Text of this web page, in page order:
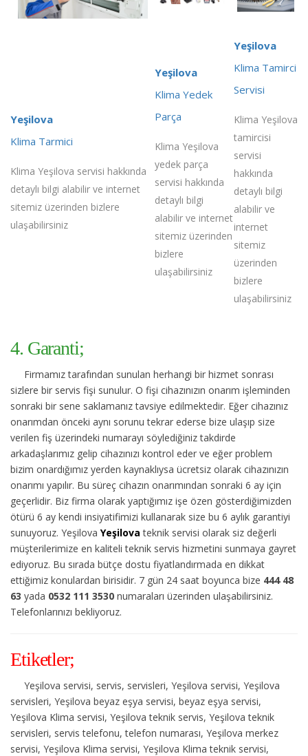
Yeşilova
Klima Tarmici
Klima Yeşilova servisi hakkında
detaylı bilgi alabilir ve internet
sitemiz üzerinden bizlere
ulaşabilirsiniz
Yeşilova
Klima Yedek
Parça
Klima Yeşilova
yedek parça
servisi hakkında
detaylı bilgi
alabilir ve internet
sitemiz üzerinden
bizlere
ulaşabilirsiniz
Yeşilova
Klima Tamirci
Servisi
Klima Yeşilova
tamircisi
servisi
hakkında
detaylı bilgi
alabilir ve
internet
sitemiz
üzerinden
bizlere
ulaşabilirsiniz
4. Garanti;
Firmamız tarafından sunulan herhangi bir hizmet sonrası
sizlere bir servis fişi sunulur. O fişi cihazınızın onarım işleminden
sonraki bir sene saklamanız tavsiye edilmektedir. Eğer cihazınız
onarımdan önceki aynı sorunu tekrar ederse bize ulaşıp size
verilen fiş üzerindeki numarayı söylediğiniz takdirde
arkadaşlarımız gelip cihazınızı kontrol eder ve eğer problem
bizim onardığımız yerden kaynaklıysa ücretsiz olarak cihazınızın
onarımı yapılır. Bu süreç cihazın onarımından sonraki 6 ay için
geçerlidir. Biz firma olarak yaptığımız işe özen gösterdiğimizden
ötürü 6 ay kendi insiyatifimizi kullanarak size bu 6 aylık garantiyi
sunuyoruz. Yeşilova Yeşilova teknik servisi olarak siz değerli
müşterilerimize en kaliteli teknik servis hizmetini sunmaya gayret
ediyoruz. Bu sırada bütçe dostu fiyatlandırmada en dikkat
ettiğimiz konulardan birisidir. 7 gün 24 saat boyunca bize 444 48
63 yada 0532 111 3530 numaraları üzerinden ulaşabilirsiniz.
Telefonlarınızı bekliyoruz.
Etiketler;
Yeşilova servisi, servis, servisleri, Yeşilova servisi, Yeşilova
servisleri, Yeşilova beyaz eşya servisi, beyaz eşya servisi,
Yeşilova Klima servisi, Yeşilova teknik servis, Yeşilova teknik
servisleri, servis telefonu, telefon numarası, Yeşilova merkez
servisi, Yeşilova Klima servisi, Yeşilova Klima teknik servisi,